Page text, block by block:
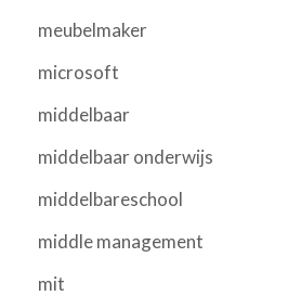
meubelmaker
microsoft
middelbaar
middelbaar onderwijs
middelbareschool
middle management
mit